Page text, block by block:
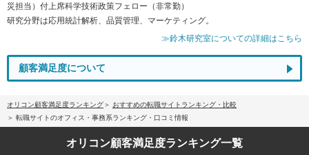
災担当）付上席科学技術政策フェロー（非常勤）
研究分野は応用統計解析、品質管理、マーケティング。
≫鈴木研究室についての詳細はこちら
顧客満足度について
オリコン顧客満足度ランキング
おすすめの転職サイトランキング・比較
転職サイトのオフィス・事務系ランキング・口コミ情報
オリコン顧客満足度ランキング一覧